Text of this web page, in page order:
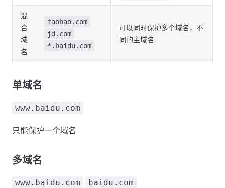
混
合
域
名
taobao.com
jd.com
*.baidu.com
可以同时保护多个域名，不
同的主域名
单域名
www.baidu.com
只能保护一个域名
多域名
www.baidu.com baidu.com